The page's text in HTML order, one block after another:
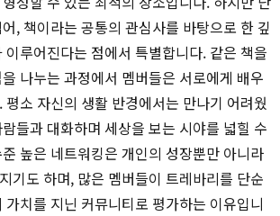
, 책이라는 공통의 관심사를 바탕으로 한 깊
이루어진다는 점에서 특별합니다. 같은 책을
나누는 과정에서 멤버들은 서로에게 배우
소 자신의 생활 반경에서는 만나기 어려웠
들과 대화하며 세상을 보는 시야를 넓힐 수
높은 네트워킹은 개인의 성장뿐만 아니라
기도 하며, 많은 멤버들이 트레바리를 단순
가치를 지닌 커뮤니티로 평가하는 이유입니